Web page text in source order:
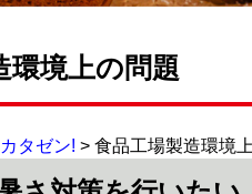
環境上の問題
タゼン! > 食品工場製造環境